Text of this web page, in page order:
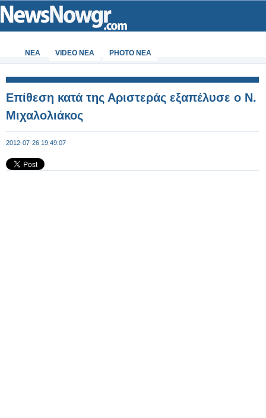
ΝΕΑ VIDEO NEA PHOTO NEA
Επίθεση κατά της Αριστεράς εξαπέλυσε ο Ν.
Μιχαλολιάκος
2012-07-26 19:49:07